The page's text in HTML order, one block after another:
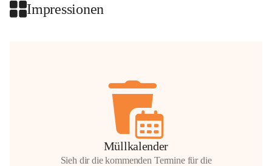
Impressionen
Müllkalender
Sieh dir die kommenden Termine für die